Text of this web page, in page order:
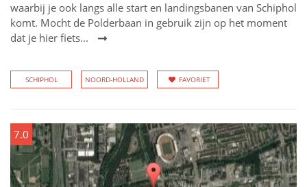
waarbij je ook langs alle start en landingsbanen van Schiphol
komt. Mocht de Polderbaan in gebruik zijn op het moment
dat je hier fiets...
SCHIPHOL NOORD-HOLLAND FAVORIET
7.0